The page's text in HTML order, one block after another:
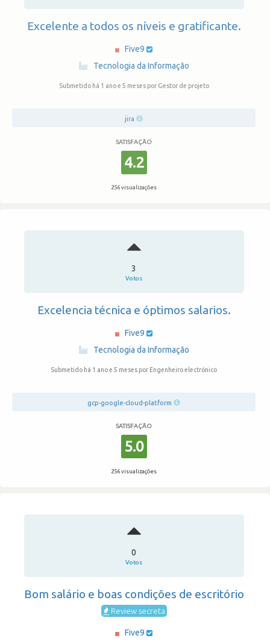
Excelente a todos os níveis e gratificante.
Five9
Tecnologia da Informação
Submetido há 1 ano e 5 meses por Gestor de projeto
jira
SATISFAÇÃO
4.2
256 visualizações
3
Votos
Excelencia técnica e óptimos salarios.
Five9
Tecnologia da Informação
Submetido há 1 ano e 5 meses por Engenheiro electrónico
gcp-google-cloud-platform
SATISFAÇÃO
5.0
256 visualizações
0
Votos
Bom salário e boas condições de escritório
Review secreta
Five9